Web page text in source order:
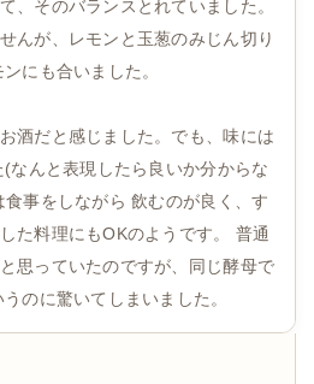
、そのバランスとれていました。
んが、レモンと玉葱のみじん切り
にも合いました。
酒だと感じました。でも、味には
なんと表現したら良いか分からな
事をしながら 飲むのが良く、す
た料理にもOKのようです。 普通
思っていたのですが、同じ酵母で
のに驚いてしまいました。